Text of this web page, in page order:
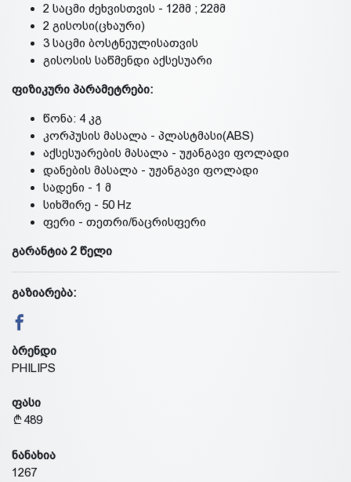
2 საცმი ძეხვისთვის - 12მმ ; 22მმ
2 გისოსი(ცხაური)
3 საცმი ბოსტნეულისათვის
გისოსის საწმენდი აქსესუარი
ფიზიკური პარამეტრები:
წონა: 4 კგ
კორპუსის მასალა - პლასტმასი(ABS)
აქსესუარების მასალა - უჟანგავი ფოლადი
დანების მასალა - უჟანგავი ფოლადი
სადენი - 1 მ
სიხშირე - 50 Hz
ფერი - თეთრი/ნაცრისფერი
გარანტია 2 წელი
გაზიარება:
ბრენდი
PHILIPS
ფასი
489
ნანახია
1267